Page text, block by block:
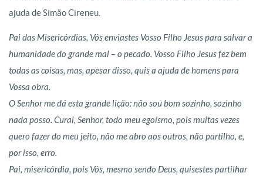
ajuda de Simão Cireneu.
Pai das Misericórdias, Vós enviastes Vosso Filho Jesus para salvar a
humanidade do grande mal – o pecado. Vosso Filho Jesus fez bem
todas as coisas, mas, apesar disso, quis a ajuda de homens para
Vossa obra.
O Senhor me dá esta grande lição: não sou bom sozinho, sozinho
nada posso. Curai, Senhor, todo meu egoísmo, pois muitas vezes
quero fazer do meu jeito, não me abro aos outros, não partilho, e,
por isso, erro.
Pai, misericórdia, pois Vós, mesmo sendo Deus, quisestes partilhar